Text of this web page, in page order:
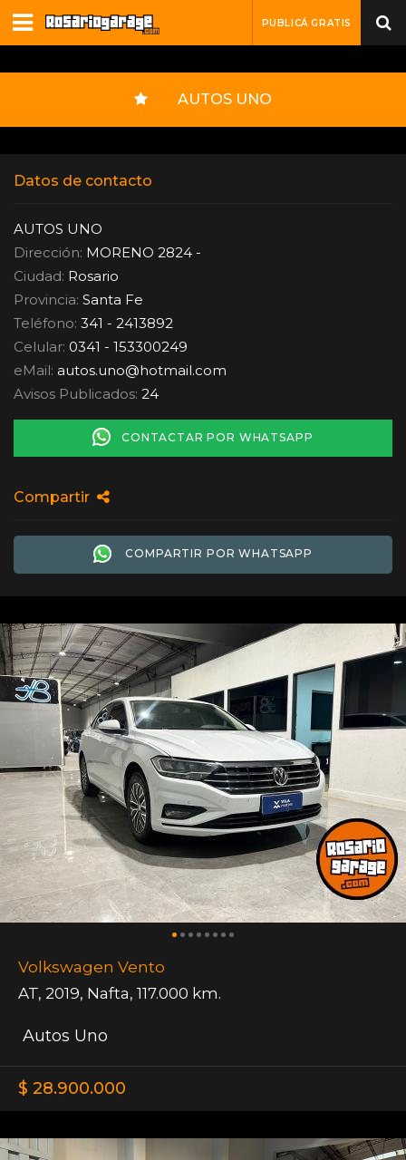
PUBLICÁ GRATIS
AUTOS UNO
Datos de contacto
AUTOS UNO
Dirección: MORENO 2824 -
Ciudad: Rosario
Provincia: Santa Fe
Teléfono: 341 - 2413892
Celular: 0341 - 153300249
eMail: autos.uno@hotmail.com
Avisos Publicados: 24
CONTACTAR POR WHATSAPP
Compartir
COMPARTIR POR WHATSAPP
Volkswagen Vento
AT, 2019, Nafta, 117.000 km.
Autos Uno
$ 28.900.000